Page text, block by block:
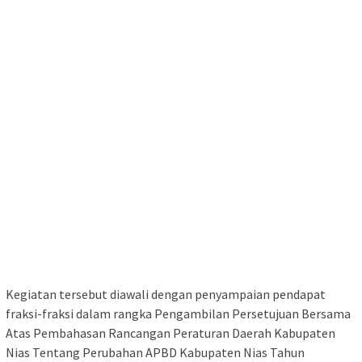
Kegiatan tersebut diawali dengan penyampaian pendapat
fraksi-fraksi dalam rangka Pengambilan Persetujuan Bersama
Atas Pembahasan Rancangan Peraturan Daerah Kabupaten
Nias Tentang Perubahan APBD Kabupaten Nias Tahun